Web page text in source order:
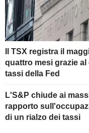
Il TSX registra il
quattro mesi grazie
tassi della Fed
L'S&P chiude ai
rapporto
di un rialzo dei tassi